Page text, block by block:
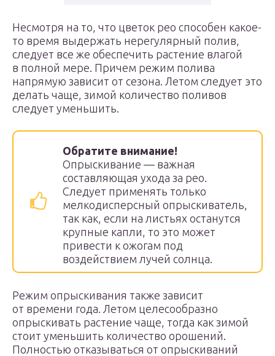
Несмотря на то, что цветок рео способен какое-
то время выдержать нерегулярный полив,
следует все же обеспечить растение влагой
в полной мере. Причем режим полива
напрямую зависит от сезона. Летом следует это
делать чаще, зимой количество поливов
следует уменьшить.
Обратите внимание!
Опрыскивание — важная
составляющая ухода за рео.
Следует применять только
мелкодисперсный опрыскиватель,
так как, если на листьях останутся
крупные капли, то это может
привести к ожогам под
воздействием лучей солнца.
Режим опрыскивания также зависит
от времени года. Летом целесообразно
опрыскивать растение чаще, тогда как зимой
стоит уменьшить количество орошений.
Полностью отказываться от опрыскиваний